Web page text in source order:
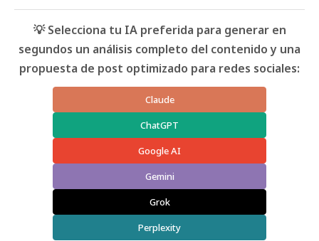
💡 Selecciona tu IA preferida para generar en
segundos un análisis completo del contenido y una
propuesta de post optimizado para redes sociales:
Claude
ChatGPT
Google AI
Gemini
Grok
Perplexity